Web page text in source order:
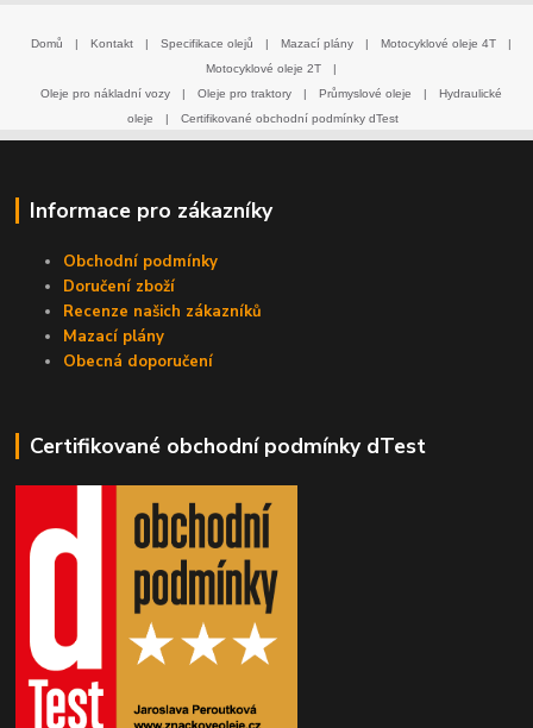
Domů | Kontakt | Specifikace olejů | Mazací plány | Motocyklové oleje 4T
|
Motocyklové oleje 2T
|
Oleje pro nákladní vozy
| Oleje pro traktory | Průmyslové oleje |
Hydraulické
oleje
| Certifikované obchodní podmínky dTest
Informace pro zákazníky
Obchodní podmínky
Doručení zboží
Recenze našich zákazníků
Mazací plány
Obecná doporučení
Certifikované obchodní podmínky dTest